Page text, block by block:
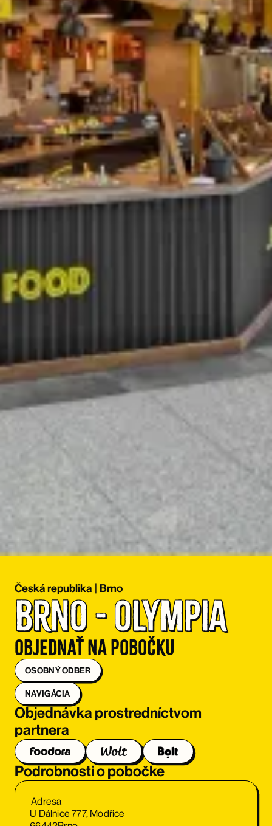
Česká republika | Brno
Brno - Olympia
Objednať na pobočku
OSOBNÝ ODBER
NAVIGÁCIA
Objednávka prostredníctvom
partnera
Podrobnosti o pobočke
Adresa
U Dálnice 777, Modřice